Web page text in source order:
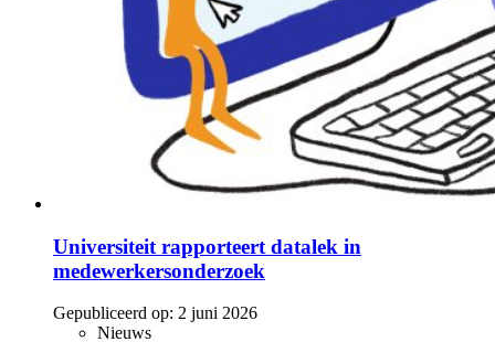
Universiteit rapporteert datalek in
medewerkersonderzoek
Gepubliceerd op: 2 juni 2026
Nieuws